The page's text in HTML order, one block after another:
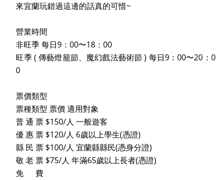
來宜蘭玩錯過這邊的話真的可惜~
營業時間
非旺季 每日9：00〜18：00
旺季 ( 傳藝燈籠節、魔幻戲法藝術節 ) 每日9：00〜20：0
0
票價類型
票種類型 票價 適用對象
普 通 票 $150/人 一般遊客
優 惠 票 $120/人 6歲以上學生(憑證)
縣 民 票 $100/人 宜蘭縣縣民(憑身分證)
敬 老 票 $75/人 年滿65歲以上長者(憑證)
免 費